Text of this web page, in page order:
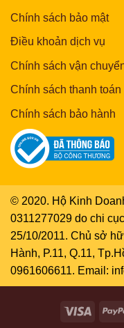
Chính sách bảo mật
Điều khoản dịch vụ
Chính sách vận
Chính sách thanh toán
Chính sách bảo hành
© 2020. Hộ Kinh
0311277029 do chi
25/10/2011. Chủ sở
Hành, P.11, Q.11,
0961606611. Email: